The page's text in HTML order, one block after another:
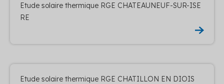
Etude solaire thermique RGE CHATEAUNEUF-SUR-ISE
RE
Etude solaire thermique RGE CHATILLON EN DIOIS